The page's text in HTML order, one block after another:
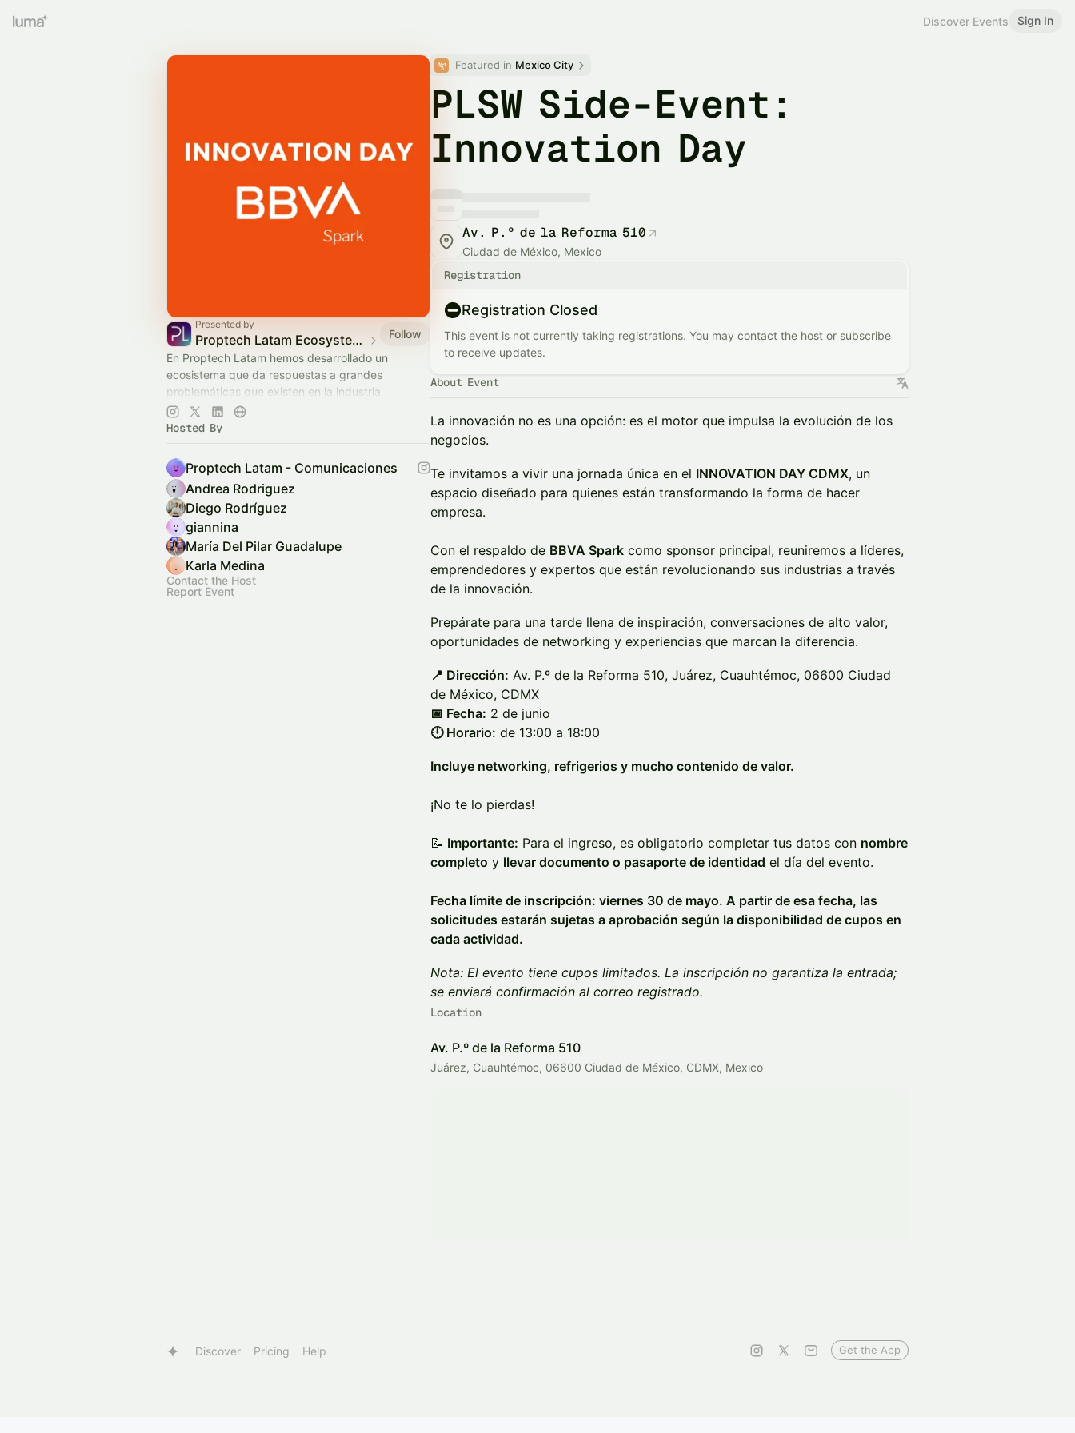
Discover Events Sign In
Presented by
Proptech Latam Ecosystem - Calendar
Follow
En Proptech Latam hemos desarrollado un
ecosistema que da respuestas a grandes
problemáticas que existen en la industria
inmobiliaria y del real estate. Networking, eventos
y contenido.
Hosted By
Proptech Latam - Comunicaciones
Andrea Rodriguez
Diego Rodríguez
giannina
María Del Pilar Guadalupe
Karla Medina
Contact the Host
Report Event
Featured in Mexico City
PLSW Side-Event:
Innovation Day
Av. P.º de la Reforma 510
Ciudad de México, Mexico
Registration
Registration Closed
This event is not currently taking registrations. You may contact the host or subscribe
to receive updates.
About Event
La innovación no es una opción: es el motor que impulsa la evolución de los
negocios.
Te invitamos a vivir una jornada única en el INNOVATION DAY CDMX, un
espacio diseñado para quienes están transformando la forma de hacer
empresa.
Con el respaldo de BBVA Spark como sponsor principal, reuniremos a líderes,
emprendedores y expertos que están revolucionando sus industrias a través
de la innovación.
Prepárate para una tarde llena de inspiración, conversaciones de alto valor,
oportunidades de networking y experiencias que marcan la diferencia.
📍 Dirección: Av. P.º de la Reforma 510, Juárez, Cuauhtémoc, 06600 Ciudad
de México, CDMX
📅 Fecha: 2 de junio
🕛 Horario: de 13:00 a 18:00
Incluye networking, refrigerios y mucho contenido de valor.
¡No te lo pierdas!
📝 Importante: Para el ingreso, es obligatorio completar tus datos con nombre
completo y llevar documento o pasaporte de identidad el día del evento.
Fecha límite de inscripción: viernes 30 de mayo. A partir de esa fecha, las
solicitudes estarán sujetas a aprobación según la disponibilidad de cupos en
cada actividad.
Nota: El evento tiene cupos limitados. La inscripción no garantiza la entrada;
se enviará confirmación al correo registrado.
Location
Av. P.º de la Reforma 510
Juárez, Cuauhtémoc, 06600 Ciudad de México, CDMX, Mexico
Discover Pricing Help Get the App